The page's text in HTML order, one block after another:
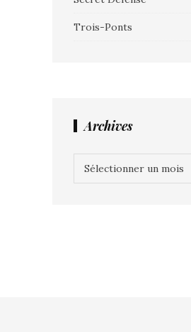
Trois-Ponts
Archives